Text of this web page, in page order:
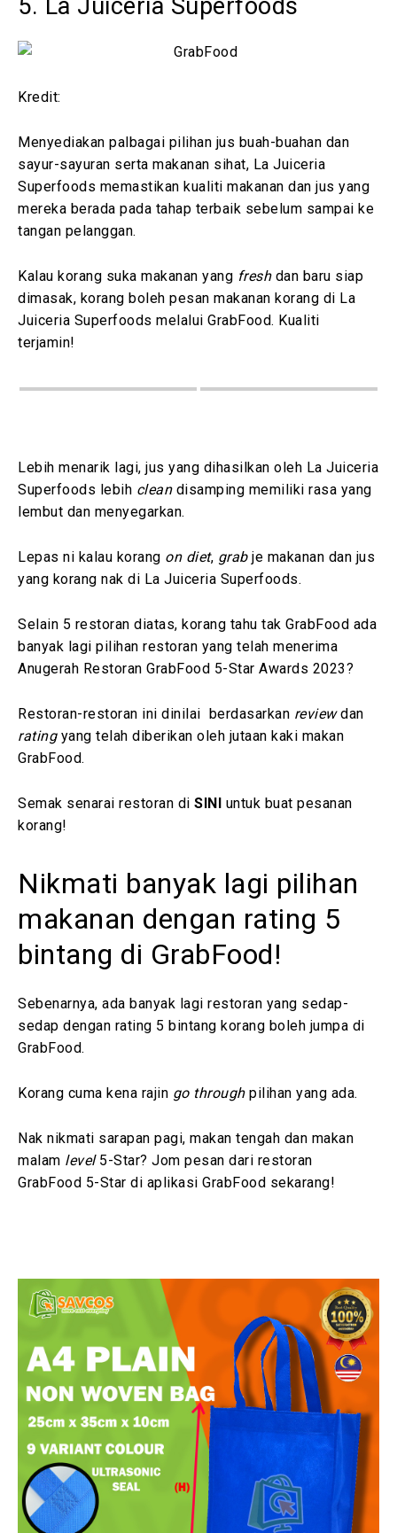
5. La Juiceria Superfoods
Kredit:
Menyediakan palbagai pilihan jus buah-buahan dan
sayur-sayuran serta makanan sihat, La Juiceria
Superfoods memastikan kualiti makanan dan jus yang
mereka berada pada tahap terbaik sebelum sampai ke
tangan pelanggan.
Kalau korang suka makanan yang freshdan baru siap
dimasak, korang boleh pesan makanan korang di La
Juiceria Superfoods melalui GrabFood. Kualiti
terjamin!
Lebih menarik lagi, jus yang dihasilkan oleh La Juiceria
Superfoods lebih cleandisamping memiliki rasa yang
lembut dan menyegarkan.
Lepas ni kalau korang on diet, grabje makanan dan jus
yang korang nak di La Juiceria Superfoods.
Selain 5 restoran diatas, korang tahu tak GrabFood ada
banyak lagi pilihan restoran yang telah menerima
Anugerah Restoran GrabFood 5-Star Awards 2023?
Restoran-restoran ini dinilai berdasarkan reviewdan
ratingyang telah diberikan oleh jutaan kaki makan
GrabFood.
Semak senarai restoran di SINI untuk buat pesanan
korang!
Nikmati banyak lagi pilihan
makanan dengan rating 5
bintang di GrabFood!
Sebenarnya, ada banyak lagi restoran yang sedap-
sedap dengan rating 5 bintang korang boleh jumpa di
GrabFood.
Korang cuma kena rajin go throughpilihan yang ada.
Nak nikmati sarapan pagi, makan tengah dan makan
malam level5-Star? Jom pesan dari restoran
GrabFood 5-Star di aplikasi GrabFood sekarang!
f
o